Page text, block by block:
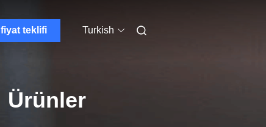
fiyat teklifi Turkish
Ürünler